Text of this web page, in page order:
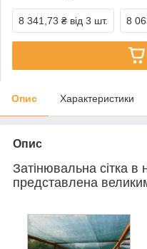
8 341,73 ₴ від 3 шт. 8
Опис Характеристики
Опис
Затінювальна сітка в
представлена